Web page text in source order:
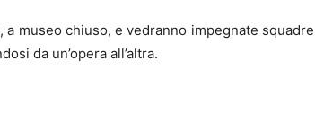
museo chiuso, e vedranno impegnate squadre
da un’opera all’altra.